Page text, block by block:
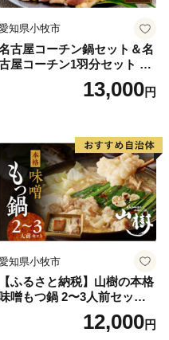
知県小牧市
古屋コーチン鍋セット＆名
屋コーチン1羽分セット 日
本三大地鶏 鍋セット 鶏肉 も
も肉 むね肉 ササミ 肉団子 鍋
13,000円
知県小牧市
【ふるさと納税】山樹の本格
噌もつ鍋 2〜3人前セット
山樹 国産 牛もつ ホルモン モ
ツ オンライン飲み会 ホーム
12,000円